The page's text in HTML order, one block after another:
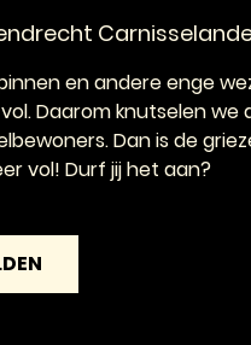
en andere enge
Daarom knutselen we
Dan is de
vol! Durf jij het aan?